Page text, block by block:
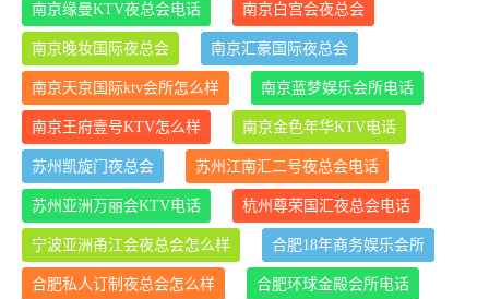
南京缘曼KTV夜总会电话 南京白宫会夜总会
南京晚妆国际夜总会 南京汇豪国际夜总会
南京天京国际ktv会所怎么样 南京蓝梦娱乐会所电话
南京王府壹号KTV怎么样 南京金色年华KTV电话
苏州凯旋门夜总会 苏州江南汇二号夜总会电话
苏州亚洲万丽会KTV电话 杭州尊荣国汇夜总会电话
宁波亚洲甬江会夜总会怎么样 合肥18年商务娱乐会所
合肥私人订制夜总会怎么样 合肥环球金殿会所电话